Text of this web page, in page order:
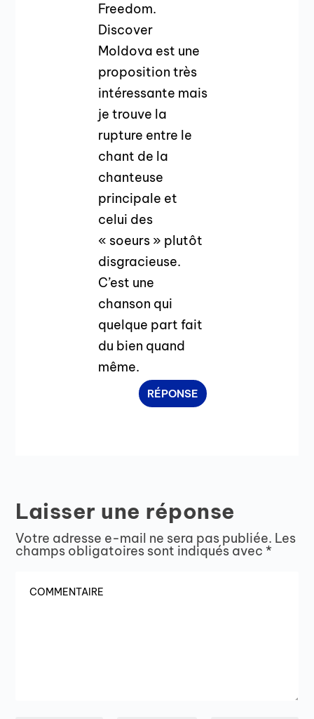
Freedom.
Discover
Moldova est une
proposition très
intéressante mais
je trouve la
rupture entre le
chant de la
chanteuse
principale et
celui des
« soeurs » plutôt
disgracieuse.
C’est une
chanson qui
quelque part fait
du bien quand
même.
RÉPONSE
Laisser une réponse
Votre adresse e-mail ne sera pas publiée. Les
champs obligatoires sont indiqués avec *